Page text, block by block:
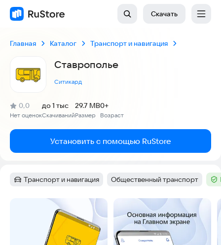
Скачать
Главная Каталог Транспорт и навигация
Ставрополье
Ситикард
Рейтинг:
0,0
(
Нет оценок
)
Скачиваний
до 1 тыс
Размер
29.7 MB
Возраст
0+
Установить с помощью RuStore
Категория:
Транспорт и навигация Тег:
Общественный транспорт Тег
Скриншоты